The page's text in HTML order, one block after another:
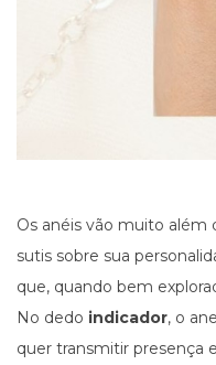
Os anéis vão muito
sutis sobre sua
que, quando bem
No dedo indicador, o
quer transmitir presença